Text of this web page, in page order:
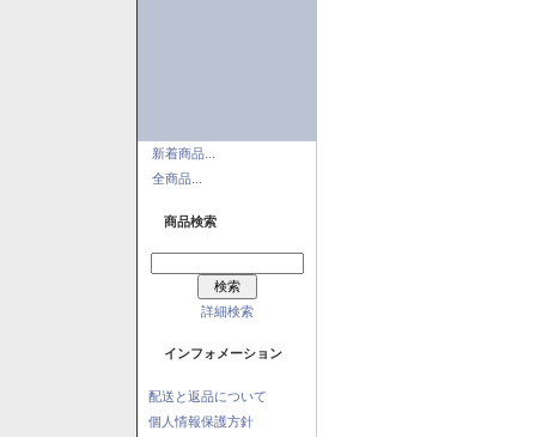
新着商品...
全商品...
商品検索
詳細検索
インフォメーション
配送と返品について
個人情報保護方針